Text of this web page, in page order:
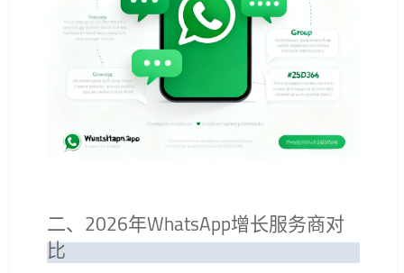
二、2026年WhatsApp增长服务商对
比